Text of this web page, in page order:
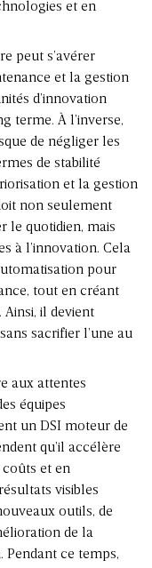
et en
peut s’avérer
et la gestion
d’innovation
terme. À l’inverse,
de négliger les
de stabilité
et la gestion
non seulement
le quotidien, mais
à l’innovation. Cela
pour
tout en créant
il devient
sacrifier l’une au
aux attentes
équipes
un DSI moteur de
qu’il accélère
et en
visibles
outils, de
de la
Pendant ce temps,